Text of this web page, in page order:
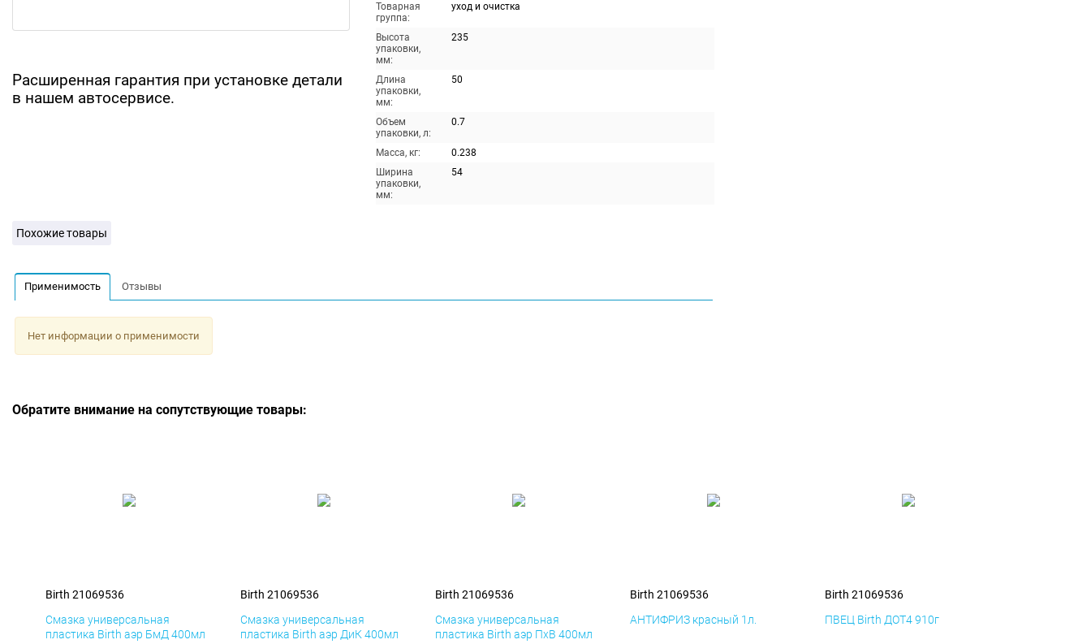
Расширенная гарантия при установке детали
в нашем автосервисе.
Товарная
группа:
уход и очистка
Высота
упаковки,
мм:
235
Длина
упаковки,
мм:
50
Объем
упаковки, л:
0.7
Масса, кг:
0.238
Ширина
упаковки,
мм:
54
Похожие товары
Применимость Отзывы
Нет информации о применимости
Обратите внимание на сопутствующие товары:
Birth 21069536
Смазка универсальная
пластика Birth аэр БмД 400мл
Birth 21069536
Смазка универсальная
пластика Birth аэр ДиК 400мл
Birth 21069536
Смазка универсальная
пластика Birth аэр ПхВ 400мл
Birth 21069536
АНТИФРИЗ красный 1л.
Birth 21069536
ПВЕЦ Birth ДОТ4 910г